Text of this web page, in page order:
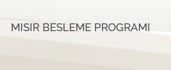
MISIR BESLEME PROGRAMI